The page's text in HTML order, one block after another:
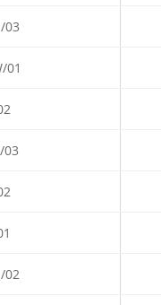
03
01
03
02